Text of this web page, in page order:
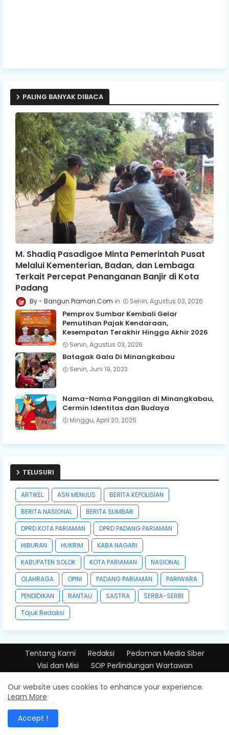
PALING BANYAK DIBACA
M. Shadiq Pasadigoe Minta Pemerintah Pusat
Melalui Kementerian, Badan, dan Lembaga
Terkait Percepat Penanganan Banjir di Kota
Padang
Bangun Piaman.Com Senin, Agustus 03, 2026
Pemprov Sumbar Kembali Gelar
Pemutihan Pajak Kendaraan,
Kesempatan Terakhir Hingga Akhir 2026
Senin, Agustus 03, 2026
Batagak Gala Di Minangkabau
Senin, Juni 19, 2023
Nama-Nama Panggilan di Minangkabau,
Cermin Identitas dan Budaya
Minggu, April 20, 2025
TELUSURI
ARTIKEL ASN MENULIS
BERITA KEPOLISIAN
BERITA NASIONAL
BERITA SUMBAR
DPRD KOTA PARIAMAN
DPRD PADANG PARIAMAN
HIBURAN
HUKRIM
KABA NAGARI
KABUPATEN SOLOK
KOTA PARIAMAN
NASIONAL
OLAHRAGA
OPINI PADANG PARIAMAN
PARIWARA
PENDIDIKAN
RANTAU SASTRA
SERBA-SERBI
Tajuk Redaksi
Tentang Kami Redaksi
Pedoman Media Siber
Visi dan Misi
SOP Perlindungan Wartawan
Our website uses cookies to enhance your experience.
Learn More
Accept !